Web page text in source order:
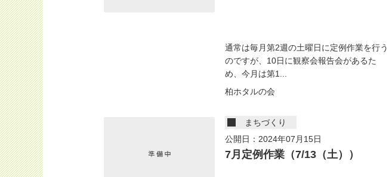
通常は毎月第2週の土曜日に定例作業を行う
のですが、10日に観察会報告会があるた
め、今月は第1...
柏ホタルの会
まちづくり
公開日：2024年07月15日
7月定例作業（7/13（土））